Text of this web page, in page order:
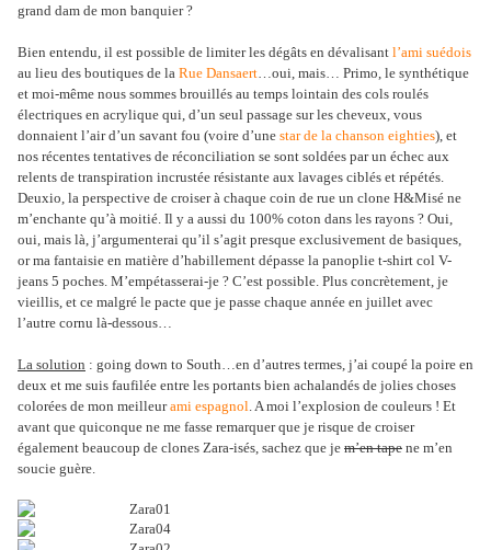
grand dam de mon banquier ?
Bien entendu, il est possible de limiter les dégâts en dévalisant l’ami suédois
au lieu des boutiques de la Rue Dansaert…oui, mais… Primo, le synthétique
et moi-même nous sommes brouillés au temps lointain des cols roulés
électriques en acrylique qui, d’un seul passage sur les cheveux, vous
donnaient l’air d’un savant fou (voire d’une star de la chanson eighties), et
nos récentes tentatives de réconciliation se sont soldées par un échec aux
relents de transpiration incrustée résistante aux lavages ciblés et répétés.
Deuxio, la perspective de croiser à chaque coin de rue un clone H&Misé ne
m’enchante qu’à moitié. Il y a aussi du 100% coton dans les rayons ? Oui,
oui, mais là, j’argumenterai qu’il s’agit presque exclusivement de basiques,
or ma fantaisie en matière d’habillement dépasse la panoplie t-shirt col V-
jeans 5 poches. M’empétasserai-je ? C’est possible. Plus concrètement, je
vieillis, et ce malgré le pacte que je passe chaque année en juillet avec
l’autre cornu là-dessous…
La solution : going down to South…en d’autres termes, j’ai coupé la poire en
deux et me suis faufilée entre les portants bien achalandés de jolies choses
colorées de mon meilleurami espagnol. A moi l’explosion de couleurs ! Et
avant que quiconque ne me fasse remarquer que je risque de croiser
également beaucoup de clones Zara-isés, sachez que je m’en tape ne m’en
soucie guère.